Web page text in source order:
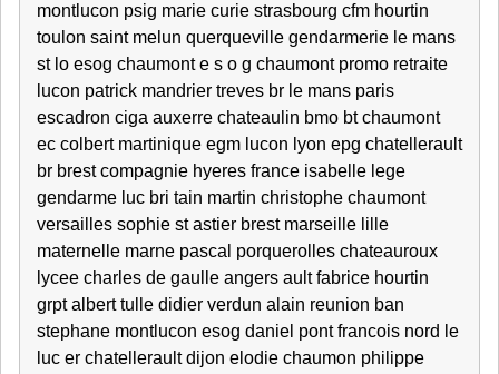
montlucon psig marie curie strasbourg cfm hourtin
toulon saint melun querqueville gendarmerie le mans
st lo esog chaumont e s o g chaumont promo retraite
lucon patrick mandrier treves br le mans paris
escadron ciga auxerre chateaulin bmo bt chaumont
ec colbert martinique egm lucon lyon epg chatellerault
br brest compagnie hyeres france isabelle lege
gendarme luc bri tain martin christophe chaumont
versailles sophie st astier brest marseille lille
maternelle marne pascal porquerolles chateauroux
lycee charles de gaulle angers ault fabrice hourtin
grpt albert tulle didier verdun alain reunion ban
stephane montlucon esog daniel pont francois nord le
luc er chatellerault dijon elodie chaumon philippe